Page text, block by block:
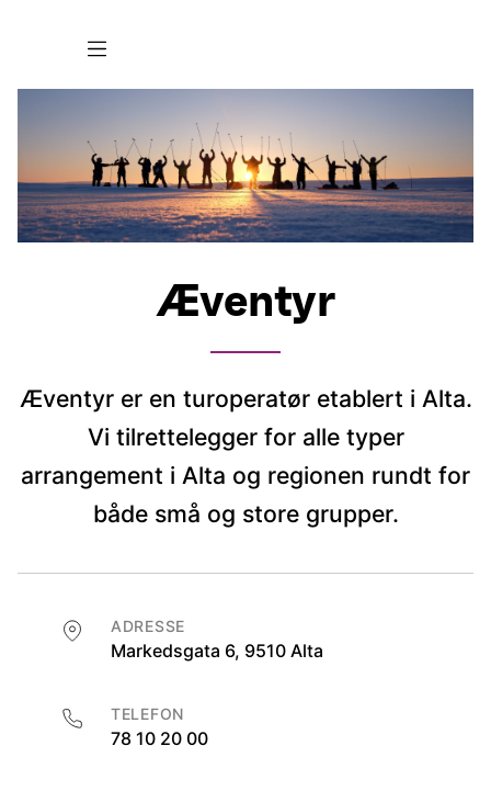
Æventyr
Æventyr er en turoperatør etablert i Alta.
Vi tilrettelegger for alle typer
arrangement i Alta og regionen rundt for
både små og store grupper.
ADRESSE
Markedsgata 6, 9510 Alta
TELEFON
78 10 20 00